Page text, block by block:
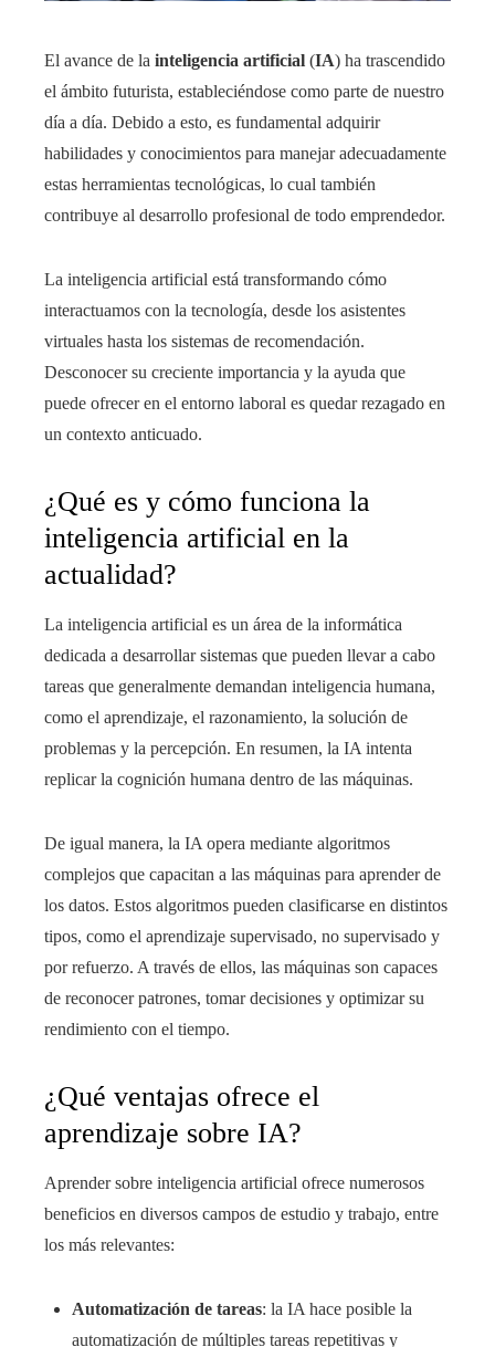
El avance de la inteligencia artificial (IA) ha trascendido
el ámbito futurista, estableciéndose como parte de nuestro
día a día. Debido a esto, es fundamental adquirir
habilidades y conocimientos para manejar adecuadamente
estas herramientas tecnológicas, lo cual también
contribuye al desarrollo profesional de todo emprendedor.
La inteligencia artificial está transformando cómo
interactuamos con la tecnología, desde los asistentes
virtuales hasta los sistemas de recomendación.
Desconocer su creciente importancia y la ayuda que
puede ofrecer en el entorno laboral es quedar rezagado en
un contexto anticuado.
¿Qué es y cómo funciona la
inteligencia artificial en la
actualidad?
La inteligencia artificial es un área de la informática
dedicada a desarrollar sistemas que pueden llevar a cabo
tareas que generalmente demandan inteligencia humana,
como el aprendizaje, el razonamiento, la solución de
problemas y la percepción. En resumen, la IA intenta
replicar la cognición humana dentro de las máquinas.
De igual manera, la IA opera mediante algoritmos
complejos que capacitan a las máquinas para aprender de
los datos. Estos algoritmos pueden clasificarse en distintos
tipos, como el aprendizaje supervisado, no supervisado y
por refuerzo. A través de ellos, las máquinas son capaces
de reconocer patrones, tomar decisiones y optimizar su
rendimiento con el tiempo.
¿Qué ventajas ofrece el
aprendizaje sobre IA?
Aprender sobre inteligencia artificial ofrece numerosos
beneficios en diversos campos de estudio y trabajo, entre
los más relevantes:
Automatización de tareas: la IA hace posible la
automatización de múltiples tareas repetitivas y